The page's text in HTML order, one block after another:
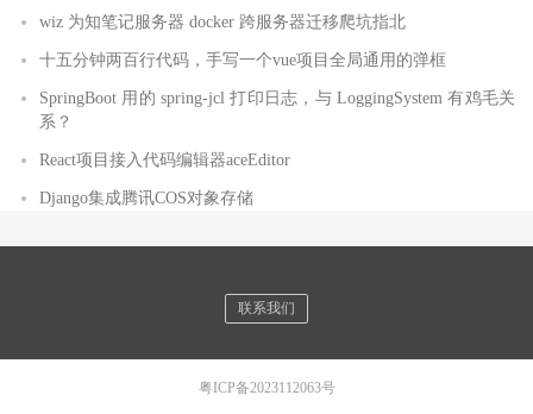
wiz 为知笔记服务器 docker 跨服务器迁移爬坑指北
十五分钟两百行代码，手写一个vue项目全局通用的弹框
SpringBoot 用的 spring-jcl 打印日志，与 LoggingSystem 有鸡毛关
系？
React项目接入代码编辑器aceEditor
Django集成腾讯COS对象存储
联系我们
粤ICP备2023112063号